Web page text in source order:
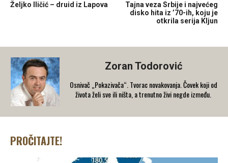
Željko Iličić – druid iz Lapova
Tajna veza Srbije i najvećeg
disko hita iz ’70-ih, koju je
otkrila serija Kljun
Zoran Todorović
Osnivač „Pokazivača“. Tvorac novakovanja. Čovek koji od
života želi sve ili ništa, a trenutno živi negde između.
PROČITAJTE!